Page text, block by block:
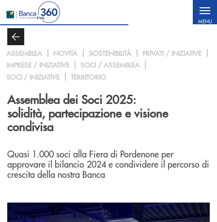
Salta al contenuto principale
MENU
ASSEMBLEA NOVITÀ SOSTENIBILITÀ
PRIVATI / INIZIATIVE
IMPRESE / INIZIATIVE
SOCI / ASSEMBLEA
SOCI / INIZIATIVE
TERRITORIO
Assemblea dei Soci 2025:
solidità, partecipazione e visione
condivisa
Quasi 1.000 soci alla Fiera di Pordenone per
approvare il bilancio 2024 e condividere il percorso di
crescita della nostra Banca